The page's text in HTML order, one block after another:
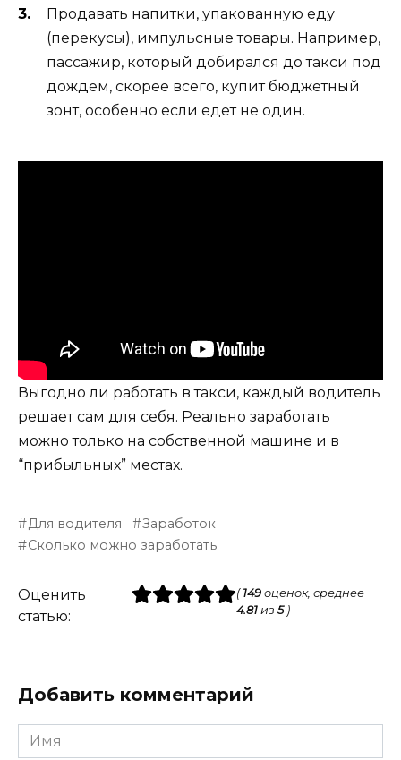
Продавать напитки, упакованную еду
(перекусы), импульсные товары. Например,
пассажир, который добирался до такси под
дождём, скорее всего, купит бюджетный
зонт, особенно если едет не один.
Выгодно ли работать в такси, каждый водитель
решает сам для себя. Реально заработать
можно только на собственной машине и в
“прибыльных” местах.
Для водителя
Заработок
Сколько можно заработать
Оценить
статью:
( 149оценок, среднее
4.81из 5)
Добавить комментарий
Имя